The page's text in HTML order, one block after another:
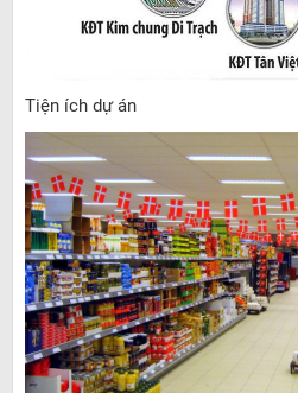
Tiện ích dự án